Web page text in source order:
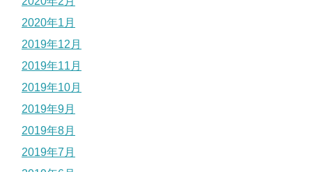
2020年1月
2019年12月
2019年11月
2019年10月
2019年9月
2019年8月
2019年7月